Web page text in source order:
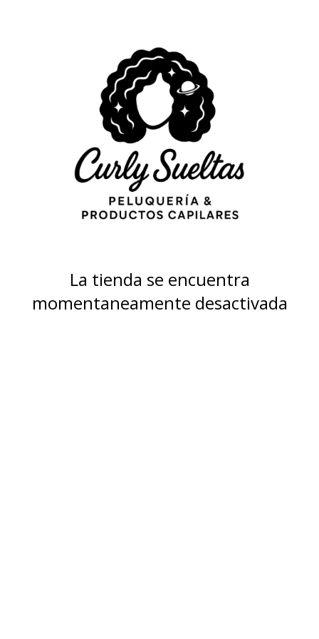
La tienda se encuentra
momentaneamente desactivada